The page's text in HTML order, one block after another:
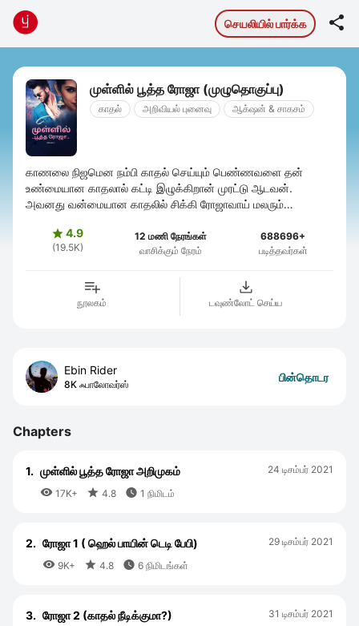
செயலியில் பார்க்க 
முள்ளில் பூத்த ரோஜா (முழுதொகுப்பு)
காதல் அறிவியல் புனைவு ஆக்‌ஷன் & சாகசம்
காணலை நிஜமென நம்பி காதல் செய்யும் பெண்ணவளை தன்
உண்மையான காதலால் கட்டி இழுக்கிறான் முரட்டு ஆடவன்.
அவனது வன்மையான காதலில் சிக்கி ரோஜாவாய் மலரும்
4.9
(19.5K)
12 மணி நேரங்கள்
வாசிக்கும் நேரம்
688696+
படித்தவர்கள்
நூலகம் டவுண்லோட் செய்ய
Ebin Rider
8K ஃபாலோவர்ஸ்
பின்தொடர
Chapters
1. முள்ளில் பூத்த ரோஜா அறிமுகம்
 17K+  4.8  1 நிமிடம்
24 டிசம்பர் 2021
2. ரோஜா 1 ( ஹெல் பாயின் டெடி பேபி)
 9K+  4.8  6 நிமிடங்கள்
29 டிசம்பர் 2021
3. ரோஜா 2 (காதல் நீடிக்குமா?) 31 டிசம்பர் 2021